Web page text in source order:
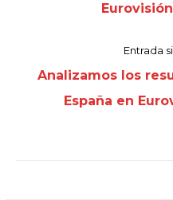
Entrada
Analizamos los
España en